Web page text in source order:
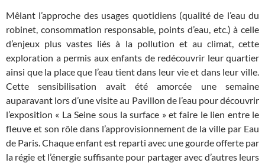
Mêlant l’approche des usages quotidiens (qualité de l’eau du
robinet, consommation responsable, points d’eau, etc.) à celle
d’enjeux plus vastes liés à la pollution et au climat, cette
exploration a permis aux enfants de redécouvrir leur quartier
ainsi que la place que l’eau tient dans leur vie et dans leur ville.
Cette sensibilisation avait été amorcée une semaine
auparavant lors d’une visite au Pavillon de l’eau pour découvrir
l’exposition « La Seine sous la surface » et faire le lien entre le
fleuve et son rôle dans l’approvisionnement de la ville par Eau
de Paris. Chaque enfant est reparti avec une gourde offerte par
la régie et l’énergie suffisante pour partager avec d’autres leurs